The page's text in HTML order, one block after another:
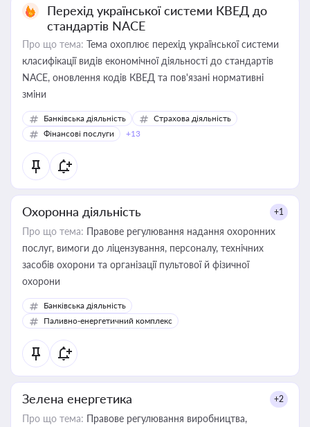
Перехід української системи КВЕД до
стандартів NACE
Про що тема: Тема охоплює перехід української системи
класифікації видів економічної діяльності до стандартів
NACE, оновлення кодів КВЕД та пов'язані нормативні
зміни
Банківська діяльність
Страхова діяльність
Фінансові послуги
+13
Охоронна діяльність +1
Про що тема: Правове регулювання надання охоронних
послуг, вимоги до ліцензування, персоналу, технічних
засобів охорони та організації пультової й фізичної
охорони
Банківська діяльність
Паливно-енергетичний комплекс
Зелена енергетика +2
Про що тема: Правове регулювання виробництва,